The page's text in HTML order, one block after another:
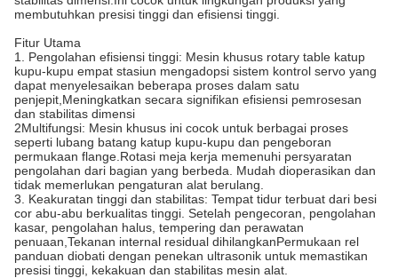
membutuhkan presisi tinggi dan efisiensi tinggi.
Fitur Utama
1. Pengolahan efisiensi tinggi: Mesin khusus rotary table katup
kupu-kupu empat stasiun mengadopsi sistem kontrol servo yang
dapat menyelesaikan beberapa proses dalam satu
penjepit,Meningkatkan secara signifikan efisiensi pemrosesan
dan stabilitas dimensi
2Multifungsi: Mesin khusus ini cocok untuk berbagai proses
seperti lubang batang katup kupu-kupu dan pengeboran
permukaan flange.Rotasi meja kerja memenuhi persyaratan
pengolahan dari bagian yang berbeda. Mudah dioperasikan dan
tidak memerlukan pengaturan alat berulang.
3. Keakuratan tinggi dan stabilitas: Tempat tidur terbuat dari besi
cor abu-abu berkualitas tinggi. Setelah pengecoran, pengolahan
kasar, pengolahan halus, tempering dan perawatan
penuaan,Tekanan internal residual dihilangkanPermukaan rel
panduan diobati dengan penekan ultrasonik untuk memastikan
presisi tinggi, kekakuan dan stabilitas mesin alat.